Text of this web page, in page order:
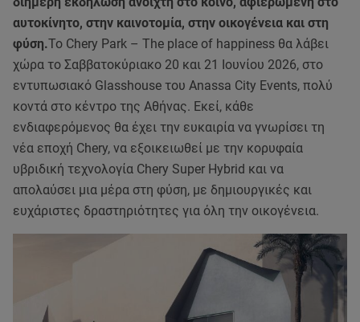
αυτοκίνητο, στην καινοτομία, στην οικογένεια και στη
φύση.Το Chery Park – The place of happiness θα λάβει
χώρα το Σαββατοκύριακο 20 και 21 Ιουνίου 2026, στο
εντυπωσιακό Glasshouse του Anassa City Events, πολύ
κοντά στο κέντρο της Αθήνας. Εκεί, κάθε
ενδιαφερόμενος θα έχει την ευκαιρία να γνωρίσει τη
νέα εποχή Chery, να εξοικειωθεί με την κορυφαία
υβριδική τεχνολογία Chery Super Hybrid και να
απολαύσει μια μέρα στη φύση, με δημιουργικές και
ευχάριστες δραστηριότητες για όλη την οικογένεια.